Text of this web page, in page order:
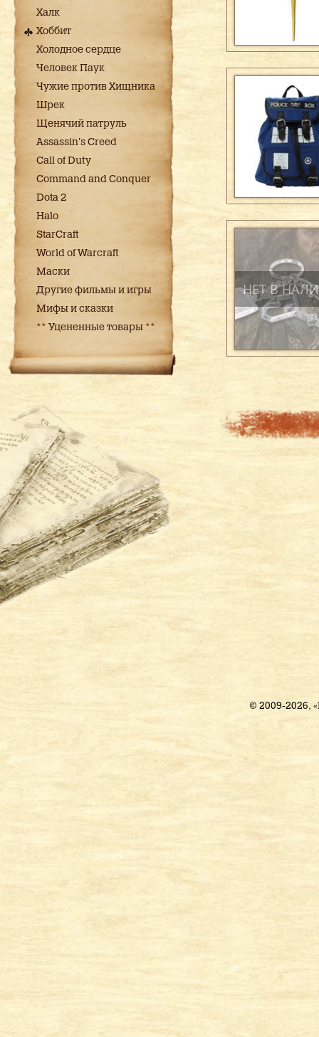
Халк
Хоббит
Холодное сердце
Человек Паук
Чужие против Хищника
Шрек
Щенячий патруль
Assassin's Creed
Call of Duty
Command and Conquer
Dota 2
Halo
StarCraft
World of Warcraft
Маски
Другие фильмы и игры
Мифы и сказки
** Уцененные товары **
НЕТ В
© 2009-2026,